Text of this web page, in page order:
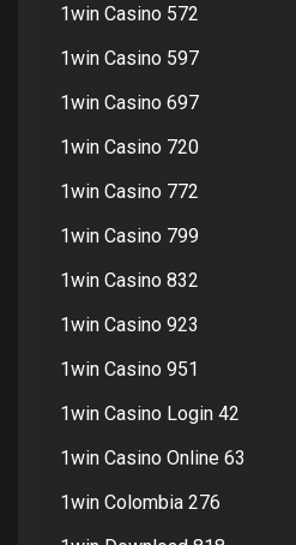
1win Casino 572
1win Casino 597
1win Casino 697
1win Casino 720
1win Casino 772
1win Casino 799
1win Casino 832
1win Casino 923
1win Casino 951
1win Casino Login 42
1win Casino Online 63
1win Colombia 276